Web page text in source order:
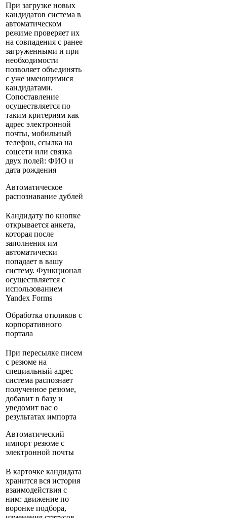
При загрузке новых
кандидатов система в
автоматическом
режиме проверяет их
на совпадения с ранее
загруженными и при
необходимости
позволяет объединять
с уже имеющимися
кандидатами.
Сопоставление
осуществляется по
таким критериям как
адрес электронной
почты, мобильный
телефон, ссылка на
соцсети или связка
двух полей: ФИО и
дата рождения
Автоматическое
распознавание дублей
Кандидату по кнопке
открывается анкета,
которая после
заполнения им
автоматически
попадает в вашу
систему. Функционал
осуществляется с
использованием
Yandex Forms
Обработка откликов с
корпоративного
портала
При пересылке писем
с резюме на
специальный адрес
система распознает
полученное резюме,
добавит в базу и
уведомит вас о
результатах импорта
Автоматический
импорт резюме с
электронной почты
В карточке кандидата
хранится вся история
взаимодействия с
ним: движение по
воронке подбора,